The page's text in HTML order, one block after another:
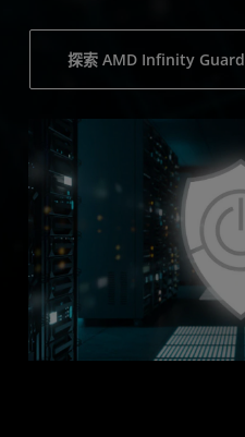
探索 AMD Infinity Guard